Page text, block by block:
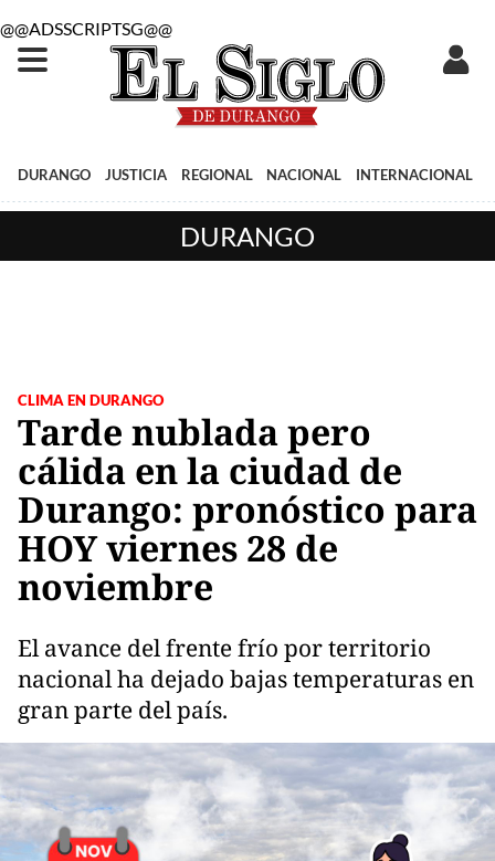
@@ADSSCRIPTSG@@
DURANGO JUSTICIA REGIONAL NACIONAL INTERNACIONAL
DURANGO
CLIMA EN DURANGO
Tarde nublada pero
cálida en la ciudad de
Durango: pronóstico para
HOY viernes 28 de
noviembre
El avance del frente frío por territorio
nacional ha dejado bajas temperaturas en
gran parte del país.